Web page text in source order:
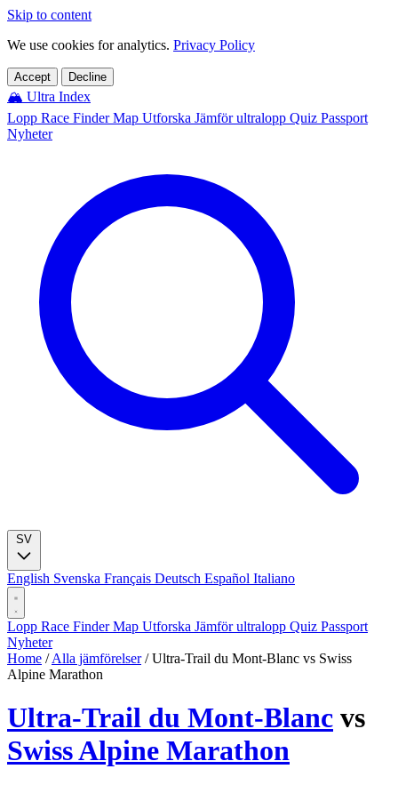
Skip to content
We use cookies for analytics. Privacy Policy
Accept Decline
🏔️ Ultra Index
Lopp Race FinderMap Utforska Jämför ultralopp Quiz Passport
Nyheter
English Svenska Français Deutsch Español Italiano
Lopp Race FinderMap Utforska Jämför ultralopp Quiz Passport
Nyheter
Home / Alla jämförelser / Ultra-Trail du Mont-Blanc vs Swiss
Alpine Marathon
Ultra-Trail du Mont-Blanc vs
Swiss Alpine Marathon